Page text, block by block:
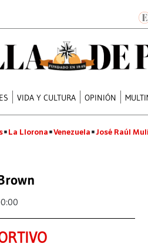
VIDA Y CULTURA OPINIÓN
La Llorona Venezuela José Raúl